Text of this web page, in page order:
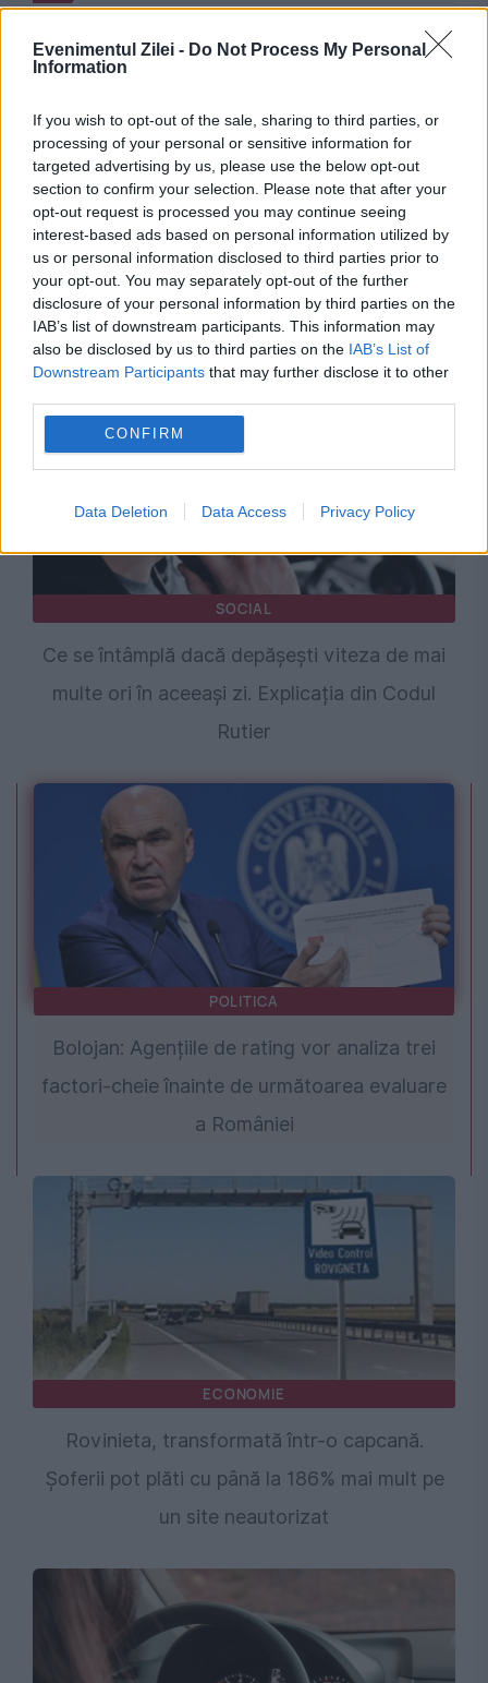
Evenimentul Zilei - Do Not Process My Personal
Information
If you wish to opt-out of the sale, sharing to third parties, or
processing of your personal or sensitive information for
targeted advertising by us, please use the below opt-out
section to confirm your selection. Please note that after your
opt-out request is processed you may continue seeing
interest-based ads based on personal information utilized by
us or personal information disclosed to third parties prior to
your opt-out. You may separately opt-out of the further
disclosure of your personal information by third parties on the
IAB’s list of downstream participants. This information may
also be disclosed by us to third parties on the IAB’s List of
Downstream Participants that may further disclose it to other
CONFIRM
Data Deletion Data Access Privacy Policy
SOCIAL
Controale pe drumurile naționale. Cei care
vând pe marginea șoselei, amendați
SOCIAL
Ce se întâmplă dacă depășești viteza de mai
multe ori în aceeași zi. Explicația din Codul
Rutier
POLITICA
Bolojan: Agențiile de rating vor analiza trei
factori-cheie înainte de următoarea evaluare
a României
ECONOMIE
Rovinieta, transformată într-o capcană.
Șoferii pot plăti cu până la 186% mai mult pe
un site neautorizat